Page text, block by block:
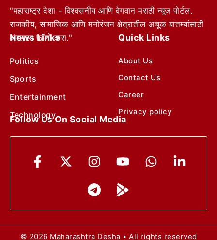
"महाराष्ट्र देशा - विश्वसनीय आणि वेगवान मराठी न्यूज पोर्टल.
राजकीय, सामाजिक आणि मनोरंजन क्षेत्रातील अचूक बातम्यांसाठी
आम्हाला फॉलो करा."
News Links
Politics
Sports
Entertainment
Technology
Quick Links
About Us
Contact Us
Career
Privacy policy
Follow Us On Social Media
© 2026 Maharashtra Desha • All rights reserved